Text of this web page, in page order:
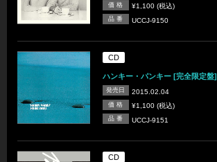
価 格 ¥1,100 (税込)
品 番 UCCJ-9150
CD
ハンキー・パンキー [完全限定盤]
発売日 2015.02.04
価 格 ¥1,100 (税込)
品 番 UCCJ-9151
CD